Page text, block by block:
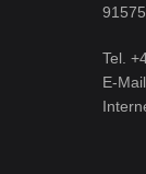
Tel.
E-